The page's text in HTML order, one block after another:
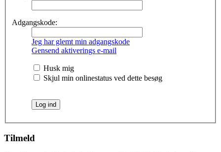
Adgangskode:
Jeg har glemt min adgangskode
Gensend aktiverings e-mail
Husk mig
Skjul min onlinestatus ved dette besøg
Tilmeld